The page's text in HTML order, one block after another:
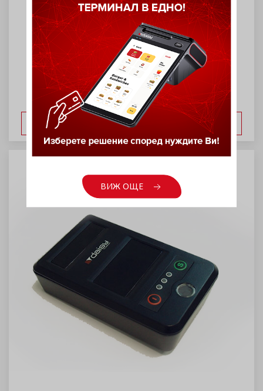
Касов апарат Daisy Micro C 01
ВИЖ ОЩЕ
ВИЖ ОЩЕ